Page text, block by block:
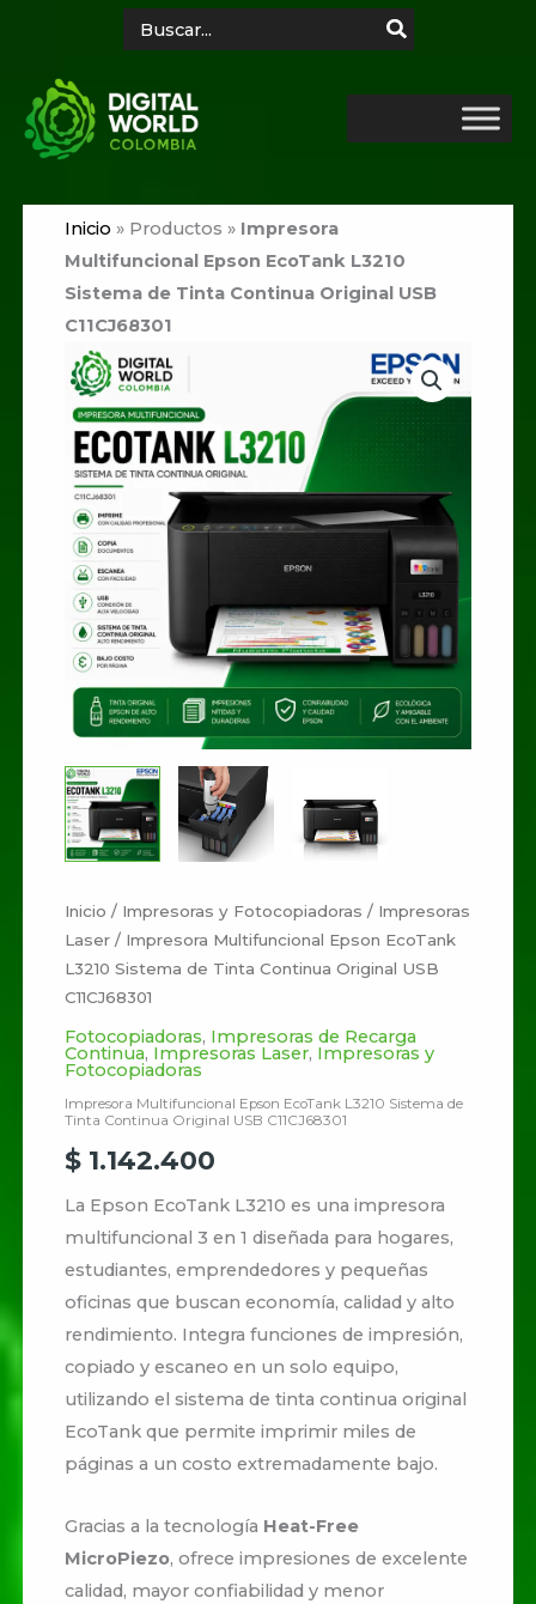
contenido
for:
Inicio » Productos » Impresora
Multifuncional Epson EcoTank L3210
Sistema de Tinta Continua Original USB
C11CJ68301
Inicio / Impresoras y Fotocopiadoras / Impresoras
Laser / Impresora Multifuncional Epson EcoTank
L3210 Sistema de Tinta Continua Original USB
C11CJ68301
Fotocopiadoras, Impresoras de Recarga
Continua, Impresoras Laser, Impresoras y
Fotocopiadoras
Impresora Multifuncional Epson EcoTank L3210 Sistema de
Tinta Continua Original USB C11CJ68301
$ 1.142.400
La Epson EcoTank L3210 es una impresora
multifuncional 3 en 1 diseñada para hogares,
estudiantes, emprendedores y pequeñas
oficinas que buscan economía, calidad y alto
rendimiento. Integra funciones de impresión,
copiado y escaneo en un solo equipo,
utilizando el sistema de tinta continua original
EcoTank que permite imprimir miles de
páginas a un costo extremadamente bajo.
Gracias a la tecnología Heat-Free
MicroPiezo, ofrece impresiones de excelente
calidad, mayor confiabilidad y menor
Impresora
Multifuncional
Epson
EcoTank
L3210
Sistema
de
Tinta
Continua
Original
USB
C11CJ68301
cantidad